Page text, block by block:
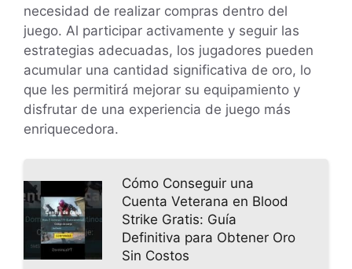
necesidad de realizar compras dentro del
juego. Al participar activamente y seguir las
estrategias adecuadas, los jugadores pueden
acumular una cantidad significativa de oro, lo
que les permitirá mejorar su equipamiento y
disfrutar de una experiencia de juego más
enriquecedora.
Cómo Conseguir una
Cuenta Veterana en Blood
Strike Gratis: Guía
Definitiva para Obtener Oro
Sin Costos